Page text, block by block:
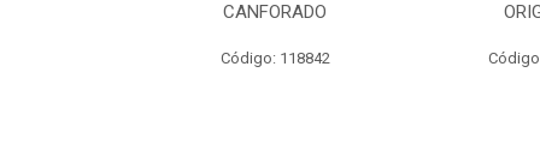
CANFORADO
Código: 118842